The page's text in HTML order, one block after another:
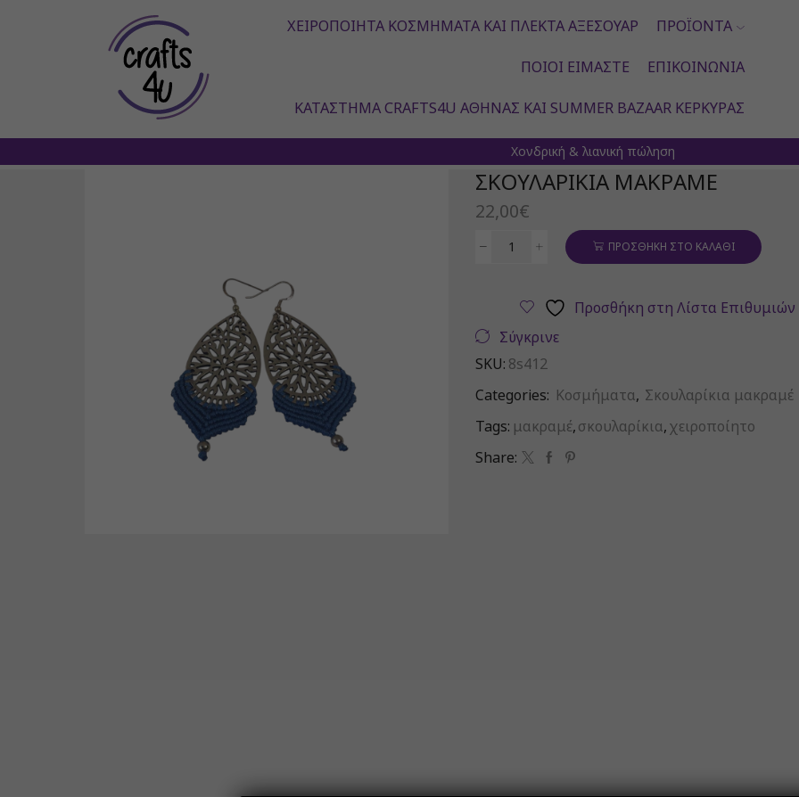
ΧΕΙΡΟΠΟΊΗΤΑ ΚΟΣΜΉΜΑΤΑ ΚΑΙ ΠΛΕΚΤΆ ΑΞΕΣΟΥΆΡ ΠΡΟΪΌΝΤΑ
ΠΟΙΟΙ ΕΊΜΑΣΤΕ ΕΠΙΚΟΙΝΩΝΊΑ
ΚΑΤΆΣΤΗΜΑ CRAFTS4U ΑΘΉΝΑΣ ΚΑΙ SUMMER BAZAAR ΚΈΡΚΥΡΑΣ
Χονδρική & λιανική πώληση
ΣΚΟΥΛΑΡΊΚΙΑ ΜΑΚΡΑΜΈ
22,00€
Σκουλαρίκια
ΠΡΟΣΘΉΚΗ ΣΤΟ ΚΑΛΆΘΙ
Προσθήκη στη Λίστα Επιθυμιών
Σύγκρινε
SKU: 8s412
Categories: Κοσμήματα, Σκουλαρίκια μακραμέ
Tags: μακραμέ,σκουλαρίκια,χειροποίητο
Share: